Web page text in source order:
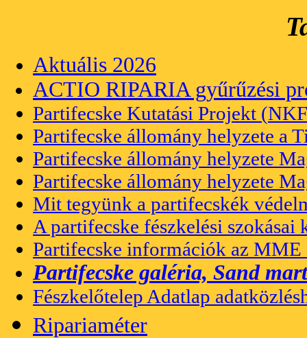
Aktuális 2026
ACTIO RIPARIA gyűrűzési
Partifecske Kutatási Projekt (
Partifecske állomány helyzete a
Partifecske állomány helyzete
Partifecske állomány helyzete
Mit tegyünk a partifecskék
A partifecske fészkelési
Partifecske információk az
Partifecske galéria, Sand
Fészkelőtelep Adatlap
Ripariaméter